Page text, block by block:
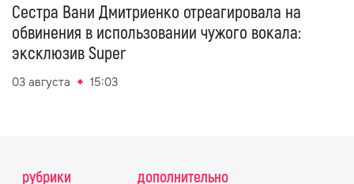
Сестра Вани Дмитриенко отреагировала на
обвинения в использовании чужого вокала:
эксклюзив Super
03 августа 15:03
рубрики дополнительно